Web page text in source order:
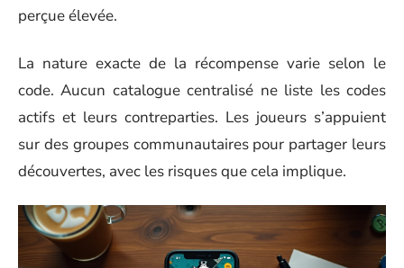
perçue élevée.
La nature exacte de la récompense varie selon le
code. Aucun catalogue centralisé ne liste les codes
actifs et leurs contreparties. Les joueurs s’appuient
sur des groupes communautaires pour partager leurs
découvertes, avec les risques que cela implique.